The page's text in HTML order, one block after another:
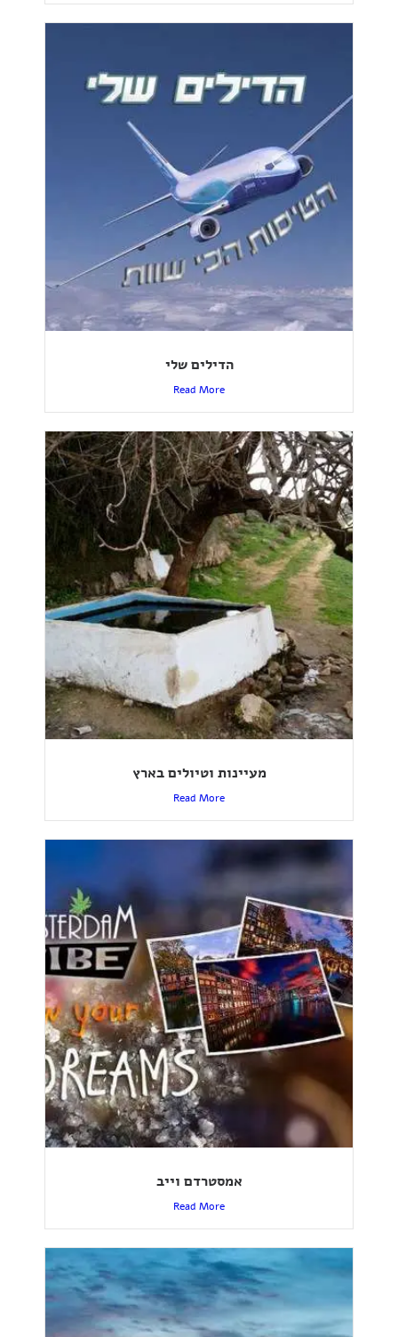
הדילים שלי
Read More
מעיינות וטיולים בארץ
Read More
אמסטרדם וייב
Read More